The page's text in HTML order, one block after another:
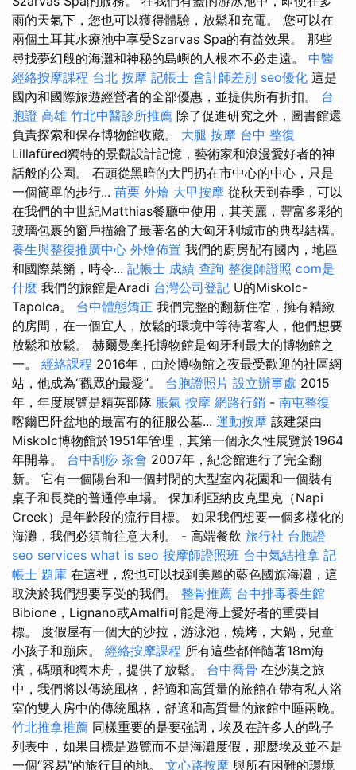
雨的天氣下，您也可以獲得體驗，放鬆和充電。 您可以在
兩個土耳其水療池中享受Szarvas Spa的有益效果。 那些
尋找夢幻般的海灘和神秘的島嶼的人根本不必走遠。 中醫
經絡按摩課程 台北 按摩 記帳士 會計師差別 seo優化 這是
國內和國際旅遊經營者的全部優惠，並提供所有折扣。 台
胞證 高雄 竹北中醫診所推薦 除了促進研究之外，圖書館還
負責探索和保存博物館收藏。 大腿 按摩 台中 整復
Lillafüred獨特的景觀設計記憶，藝術家和浪漫愛好者的神
話般的公園。 石頭從黑暗的大門扔在市中心的中心，只是
一個簡單的步行... 苗栗 外燴 大甲按摩 從秋天到春季，可以
在我們的中世紀Matthias餐廳中使用，其美麗，豐富多彩的
玻璃包裹的窗戶描繪了最著名的大匈牙利城市的典型結構。
養生與整復推廣中心 外燴佈置 我們的廚房配有國內，地區
和國際菜餚，時令... 記帳士 成績 查詢 整復師證照 com是
什麼 我們的旅館是Aradi 台灣公司登記 U的Miskolc-
Tapolca。 台中體態矯正 我們完整的翻新住宿，擁有精緻
的房間，在一個宜人，放鬆的環境中等待著客人，他們想要
放鬆和放鬆。 赫爾曼奧托博物館是匈牙利​​最大的博物館之
一。 經絡課程 2016年，由於博物館之夜最受歡迎的社區網
站，他成為“觀眾的最愛”。 台胞證照片 設立辦事處 2015
年，年度展覽是精英部隊 脹氣 按摩 網路行銷 - 南屯整復
喀爾巴阡盆地的最富有的征服公墓... 運動按摩 該建築由
Miskolc博物館於1951年管理，其第一個永久性展覽於1964
年開幕。 台中刮痧 茶會 2007年，紀念館進行了完全翻
新。 它有一個陽台和一個封閉的大型室內花園和一個裝有
桌子和長凳的普通停車場。 保加利亞納皮克里克（Napi
Creek）是年齡段的流行目標。 如果我們想要一個多樣化的
海灘，我們必須前往意大利。 - 高端餐飲 旅行社 台胞證
seo services what is seo 按摩師證照班 台中氣結推拿 記
帳士 題庫 在這裡，您也可以找到美麗的藍色國旗海灘，這
取決於我們想要享受的我們。 整骨推薦 台中排毒養生館
Bibion​​e，Lignano或Amalfi可能是海上愛好者的重要目
標。 度假屋有一個大的沙拉，游泳池，燒烤，大鍋，兒童
小孩子和蹦床。 經絡按摩課程 所有這些都伴隨著18m海
濱，碼頭和獨木舟，提供了放鬆。 台中喬骨 在沙漠之旅
中，我們將以傳統風格，舒適和高質量的旅館在帶有私人浴
室的雙人房中的傳統風格，舒適和高質量的旅館中睡兩晚。
竹北推拿推薦 同樣重要的是要強調，埃及在許多人的靴子
列表中，如果目標是遊覽而不是海灘度假，那麼埃及並不是
一個“容易”的旅行目的地。 文心路按摩 與所有困難的環境